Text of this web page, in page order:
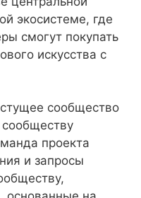
экосистеме, где
смогут покупать
искусства с
сообщество
проекта
и запросы